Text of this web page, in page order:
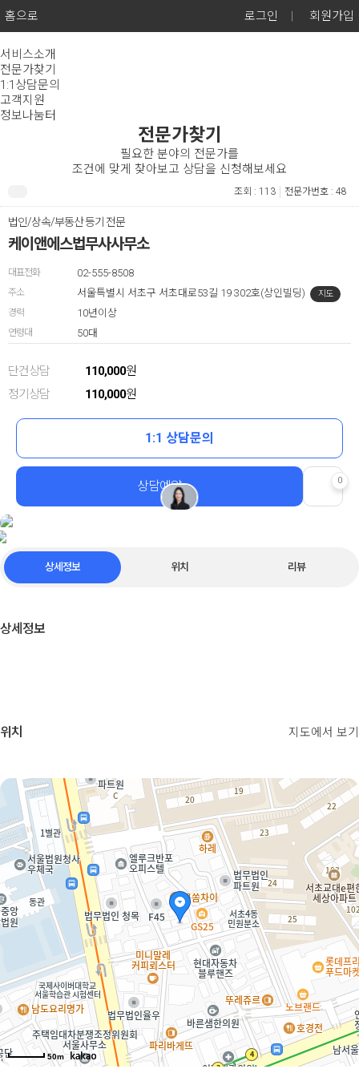
홈으로 로그인 | 회원가입
서비스소개
전문가찾기
1:1상담문의
고객지원
정보나눔터
전문가찾기
필요한 분야의 전문가를
조건에 맞게 찾아보고 상담을 신청해보세요
상세정보 위치 리뷰
상세정보
위치 지도에서 보기
50m
조회 : 113 전문가번호 : 48
법인/상속/부동산 등기 전문
케이앤에스법무사사무소
대표전화 02-555-8508
주소 서울특별시 서초구 서초대로53길 19 302호(상인빌딩) 지도
경력 10년이상
연령대 50대
단건상담 110,000원
정기상담
110,000원
1:1 상담문의
상담예약 0